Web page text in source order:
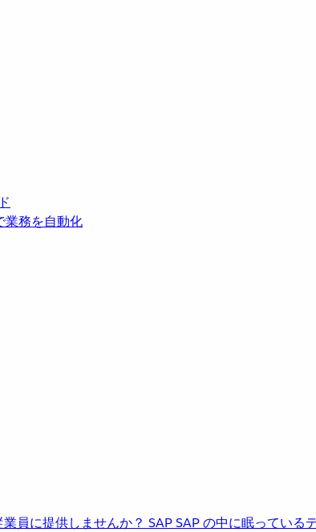
業務を自動化
員に提供しませんか？ SAPSAP の中に眠っている